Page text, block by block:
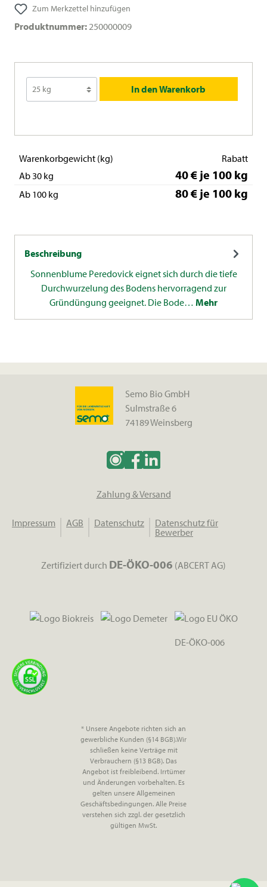
Zum Merkzettel hinzufügen
Produktnummer:250000009
In den Warenkorb
Warenkorbgewicht (kg)
Rabatt
Ab 30 kg
40 € je 100 kg
Ab 100 kg 80 € je 100 kg
Beschreibung
Sonnenblume Peredovick eignet sich durch die tiefe
Durchwurzelung des Bodens hervorragend zur
Gründüngung geeignet. Die Bode… Mehr
Semo Bio GmbH
Sulmstraße 6
74189 Weinsberg
Zahlung & Versand
Impressum AGB Datenschutz
Datenschutz für
Bewerber
Zertifiziert durch DE-ÖKO-006 (ABCERT AG)
DE-ÖKO-006
* Unsere Angebote richten sich an
gewerbliche Kunden (§14 BGB).Wir
schließen keine Verträge mit
Verbrauchern (§13 BGB). Das
Angebot ist freibleibend. Irrtümer
und Änderungen vorbehalten. Es
gelten unsere Allgemeinen
Geschäftsbedingungen. Alle Preise
verstehen sich zzgl. der gesetzlich
gültigen MwSt.